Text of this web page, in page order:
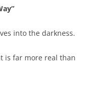
into the darkness.
is far more real than